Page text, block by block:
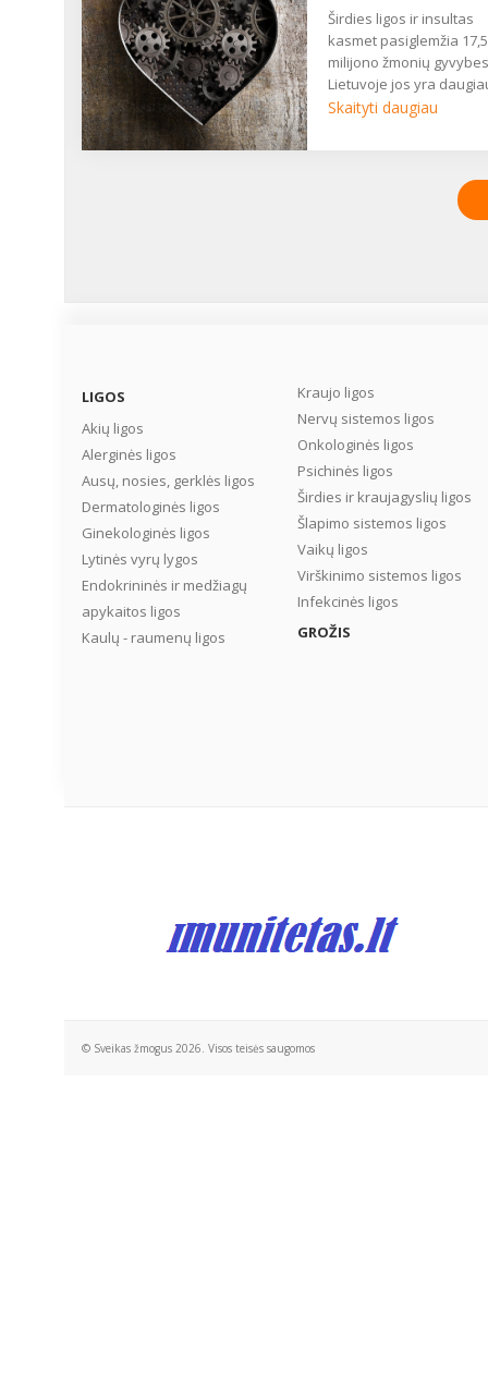
Širdies ligos ir insultas
kasmet pasiglemžia 17,5
milijono žmonių
Lietuvoje jos yra
kaip pusės visų mirčių
skaičiai yra vieni
Europoje. Lietuvoje nuo
amžiaus žmogus arba
tokio amžiaus tėvelius,
tikriausiai žinote, kas
išeminė širdies liga ar
širdies
Apie šias ligas sutiko
pakonsultuoti Kauno
medicinos universiteto
klinikų gydytoja
Lina JANČAITYTĖ....
Skaityti daugiau
LIGOS
Akių ligos
Alerginės ligos
Ausų, nosies, gerklės ligos
Dermatologinės ligos
Ginekologinės ligos
Lytinės vyrų lygos
Endokrininės ir medžiagų
apykaitos ligos
Kaulų - raumenų ligos
Kraujo ligos
Nervų sistemos ligos
Onkologinės ligos
Psichinės ligos
Širdies ir kraujagyslių ligos
Šlapimo sistemos ligos
Vaikų ligos
Virškinimo sistemos ligos
Infekcinės ligos
GROŽIS
© Sveikas žmogus 2026. Visos teisės saugomos